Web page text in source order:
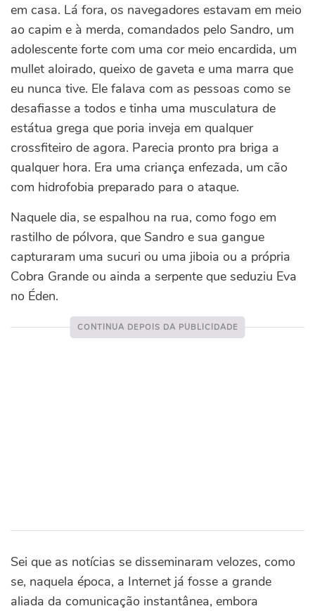
em casa. Lá fora, os navegadores estavam em meio
ao capim e à merda, comandados pelo Sandro, um
adolescente forte com uma cor meio encardida, um
mullet aloirado, queixo de gaveta e uma marra que
eu nunca tive. Ele falava com as pessoas como se
desafiasse a todos e tinha uma musculatura de
estátua grega que poria inveja em qualquer
crossfiteiro de agora. Parecia pronto pra briga a
qualquer hora. Era uma criança enfezada, um cão
com hidrofobia preparado para o ataque.
Naquele dia, se espalhou na rua, como fogo em
rastilho de pólvora, que Sandro e sua gangue
capturaram uma sucuri ou uma jiboia ou a própria
Cobra Grande ou ainda a serpente que seduziu Eva
no Éden.
Sei que as notícias se disseminaram velozes, como
se, naquela época, a Internet já fosse a grande
aliada da comunicação instantânea, embora